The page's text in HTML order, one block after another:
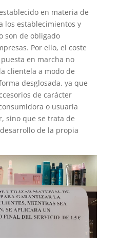
en materia de
los establecimientos y
son de obligado
Por ello, el coste
en marcha no
clientela a modo de
desglosada, ya que
de carácter
o usuaria
sino que se trata de
de la propia